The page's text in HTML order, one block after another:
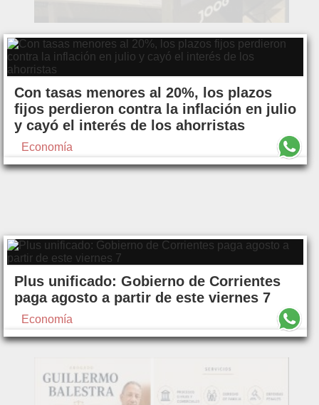
Con tasas menores al 20%, los plazos
fijos perdieron contra la inflación en julio
y cayó el interés de los ahorristas
Economía
Plus unificado: Gobierno de Corrientes
paga agosto a partir de este viernes 7
Economía